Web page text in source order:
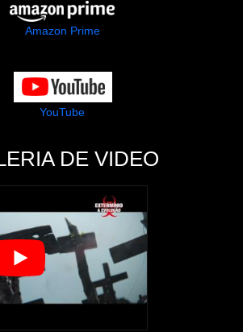
Amazon Prime
YouTube
DE VIDEO